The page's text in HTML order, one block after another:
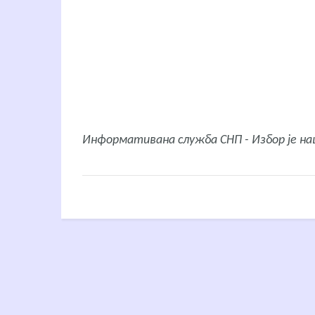
Информативана служба СНП - Избор је